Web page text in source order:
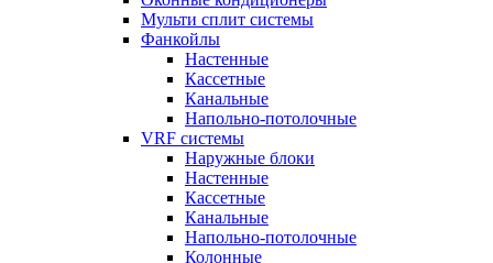
Мульти сплит системы
Фанкойлы
Настенные
Кассетные
Канальные
Напольно-потолочные
VRF системы
Наружные блоки
Настенные
Кассетные
Канальные
Напольно-потолочные
Колонные